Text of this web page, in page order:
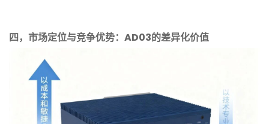
四，市场定位与竞争优势：AD03的差异化价值